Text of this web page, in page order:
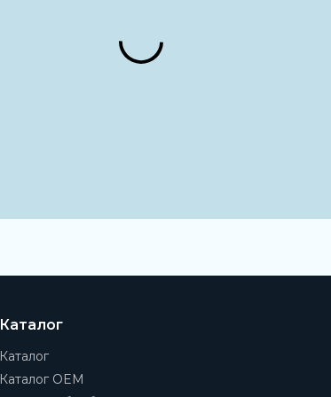
Каталог
Каталог
Каталог OEM